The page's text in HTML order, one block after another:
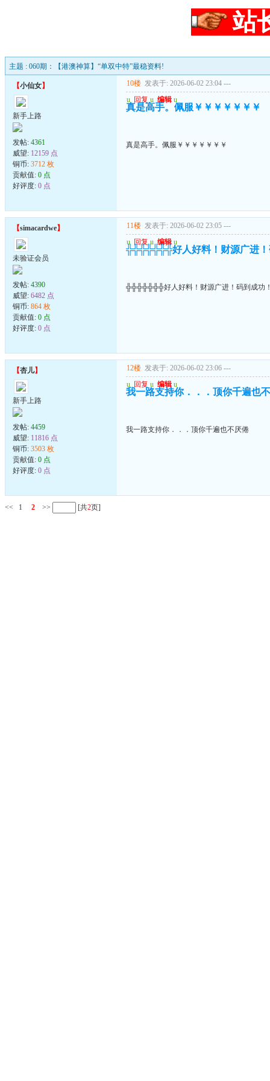
站
主题 : 060期：【港澳神算】“单双中特”最稳资料!
【小仙女】
新手上路
发帖: 4361
威望: 12159 点
铜币: 3712 枚
贡献值: 0 点
好评度: 0 点
10楼 发表于: 2026-06-02 23:04 ---
u 回复 u 编辑 u
真是高手。佩服￥￥￥￥￥￥￥
真是高手。佩服￥￥￥￥￥￥￥
【simacardwe】
未验证会员
发帖: 4390
威望: 6482 点
铜币: 864 枚
贡献值: 0 点
好评度: 0 点
11楼 发表于: 2026-06-02 23:05 ---
u 回复 u 编辑 u
╬╬╬╬╬╬╬好人好料！财源广进！
╬╬╬╬╬╬╬好人好料！财源广进！码到成功
【杏儿】
新手上路
发帖: 4459
威望: 11816 点
铜币: 3503 枚
贡献值: 0 点
好评度: 0 点
12楼 发表于: 2026-06-02 23:06 ---
u 回复 u 编辑 u
我一路支持你．．．顶你千遍也
我一路支持你．．．顶你千遍也不厌倦
<< 1 2 >> [共2页]